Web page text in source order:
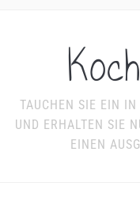
TAUCHEN SIE EIN IN
UND ERHALTEN SIE
EINEN